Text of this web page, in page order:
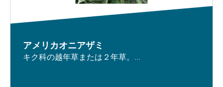
アメリカオニアザミ
キク科の越年草または２年草。...